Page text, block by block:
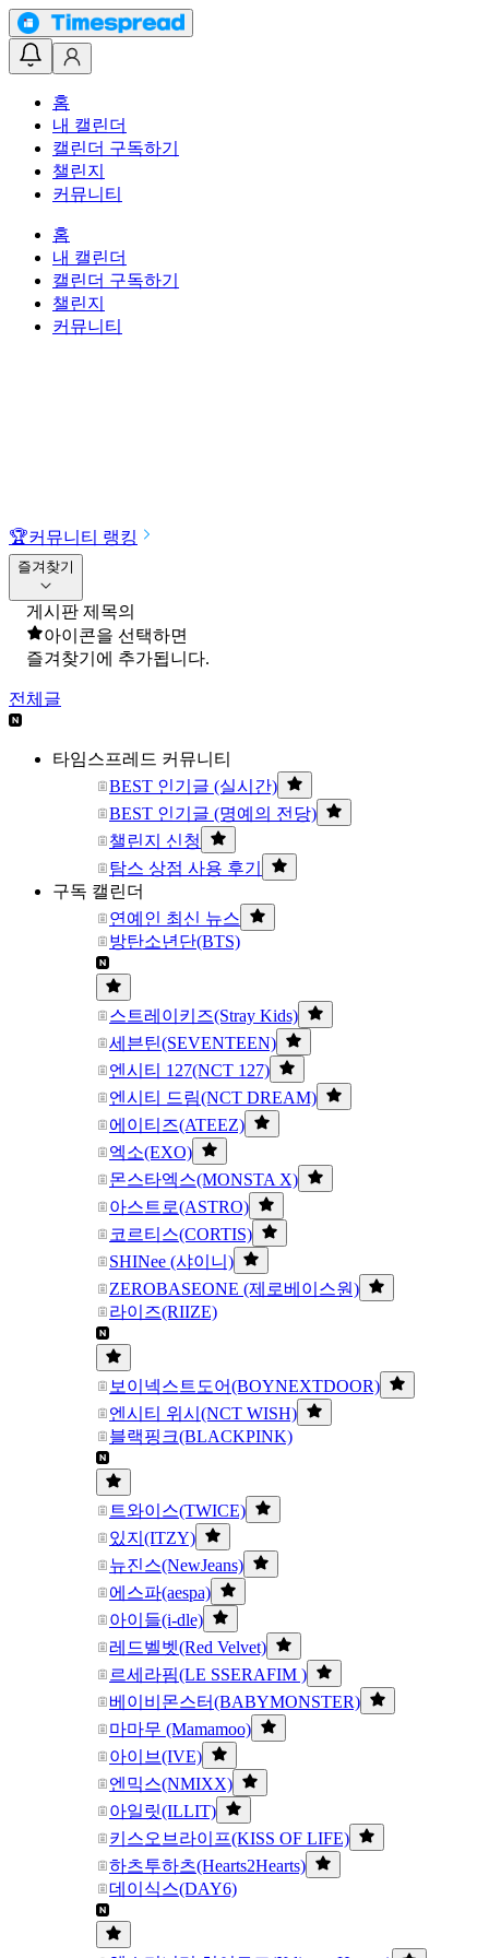
홈
내 캘린더
캘린더 구독하기
챌린지
커뮤니티
홈
내 캘린더
캘린더 구독하기
챌린지
커뮤니티
🏆커뮤니티 랭킹
즐겨찾기
게시판 제목의
아이콘을 선택하면
즐겨찾기에 추가됩니다.
전체글
타임스프레드 커뮤니티
BEST 인기글 (실시간)
BEST 인기글 (명예의 전당)
챌린지 신청
탐스 상점 사용 후기
구독 캘린더
연예인 최신 뉴스
방탄소년단(BTS)
스트레이키즈(Stray Kids)
세븐틴(SEVENTEEN)
엔시티 127(NCT 127)
엔시티 드림(NCT DREAM)
에이티즈(ATEEZ)
엑소(EXO)
몬스타엑스(MONSTA X)
아스트로(ASTRO)
코르티스(CORTIS)
SHINee (샤이니)
ZEROBASEONE (제로베이스원)
라이즈(RIIZE)
보이넥스트도어(BOYNEXTDOOR)
엔시티 위시(NCT WISH)
블랙핑크(BLACKPINK)
트와이스(TWICE)
있지(ITZY)
뉴진스(NewJeans)
에스파(aespa)
아이들(i-dle)
레드벨벳(Red Velvet)
르세라핌(LE SSERAFIM )
베이비몬스터(BABYMONSTER)
마마무 (Mamamoo)
아이브(IVE)
엔믹스(NMIXX)
아일릿(ILLIT)
키스오브라이프(KISS OF LIFE)
하츠투하츠(Hearts2Hearts)
데이식스(DAY6)